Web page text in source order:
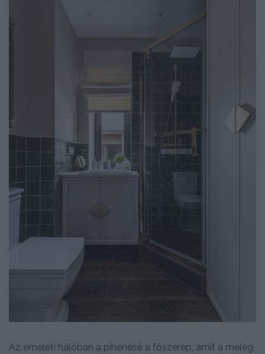
Az emeleti hálóban a pihenésé a főszerep, amit a meleg,